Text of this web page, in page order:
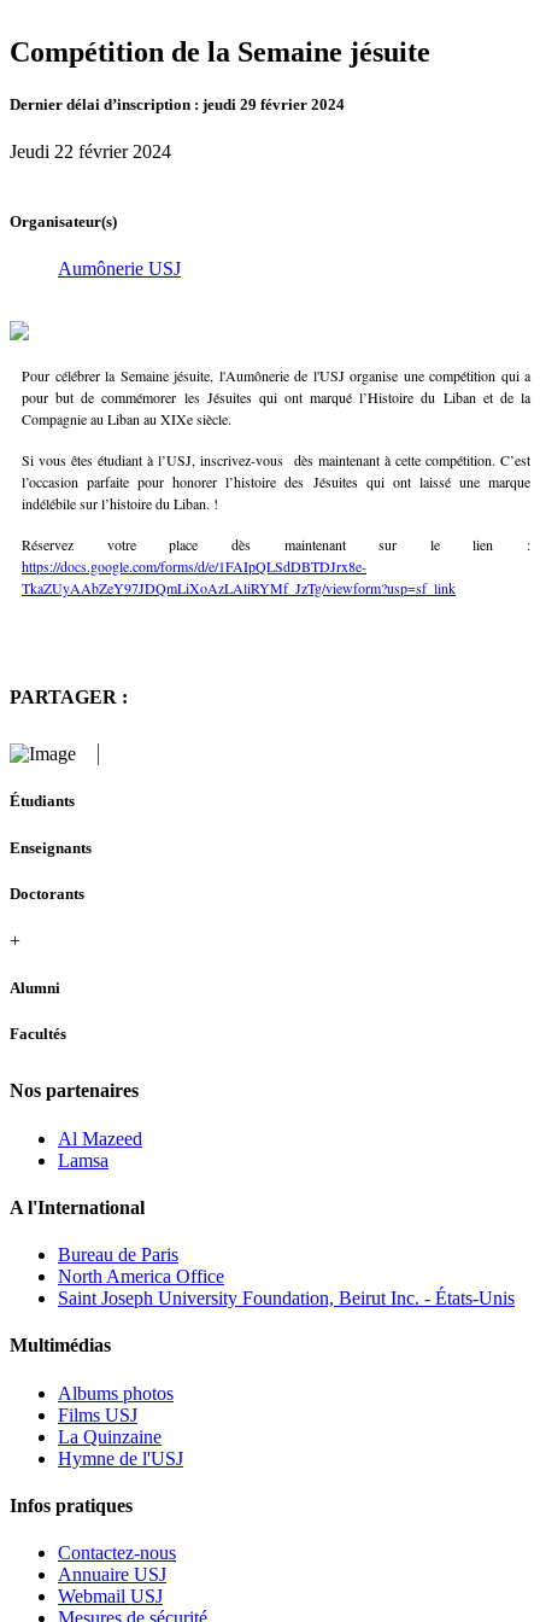
Compétition de la Semaine jésuite
Dernier délai d’inscription : jeudi 29 février 2024
Jeudi 22 février 2024
Organisateur(s)
Aumônerie USJ
Pour célébrer la Semaine jésuite, l'Aumônerie de l'USJ organise une compétition qui a
pour but de commémorer les Jésuites qui ont marqué l’Histoire du Liban et de la
Compagnie au Liban au XIXe siècle.
Si vous êtes étudiant à l’USJ, inscrivez-vous dès maintenant à cette compétition. C’est
l’occasion parfaite pour honorer l’histoire des Jésuites qui ont laissé une marque
indélébile sur l’histoire du Liban. !
Réservez votre place dès maintenant sur le lien :
https://docs.google.com/forms/d/e/1FAIpQLSdDBTDJrx8e-
TkaZUyAAbZeY97JDQmLiXoAzLAliRYMf_JzTg/viewform?usp=sf_link
PARTAGER :
Étudiants
Enseignants
Doctorants
+
Alumni
Facultés
Nos partenaires
Al Mazeed
Lamsa
A l'International
Bureau de Paris
North America Office
Saint Joseph University Foundation, Beirut Inc. - États-Unis
Multimédias
Albums photos
Films USJ
La Quinzaine
Hymne de l'USJ
Infos pratiques
Contactez-nous
Annuaire USJ
Webmail USJ